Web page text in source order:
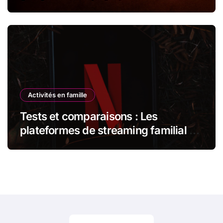
Activités en famille
Tests et comparaisons : Les
plateformes de streaming familial –
Netflix Kids vs Disney+